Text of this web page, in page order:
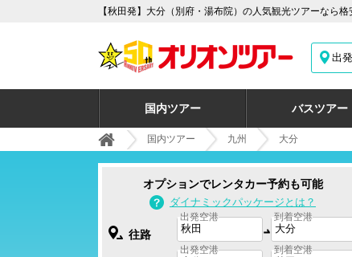
【秋田発】大分（別府・湯布院）の人気観光ツアーなら
出
国内ツアー バスツアー
国内ツアー 九州 大分
オプションでレンタカー予約も可能
ダイナミックパッケージとは？
往路
出発空港 到着空港
出発空港 到着空港